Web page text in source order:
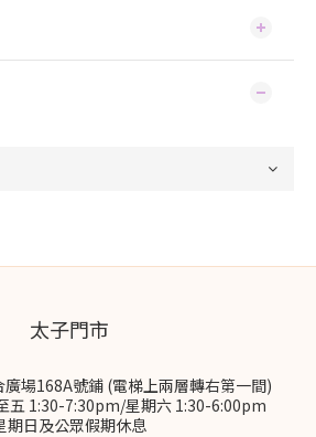
太子門市
場168A號鋪 (電梯上兩層轉右第一間)
五 1:30-7:30pm/星期六 1:30-6:00pm
期日及公眾假期休息